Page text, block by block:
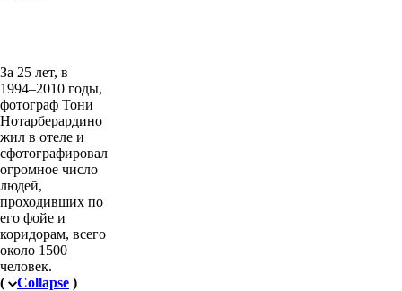
За 25 лет, в
1994–2010 годы,
фотограф Тони
Нотарберардино
жил в отеле и
сфотографировал
огромное число
людей,
проходивших по
его фойе и
коридорам, всего
около 1500
человек.
(
Collapse )